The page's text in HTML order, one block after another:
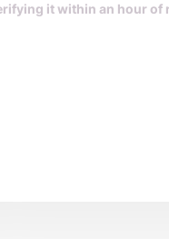
it within an hour of